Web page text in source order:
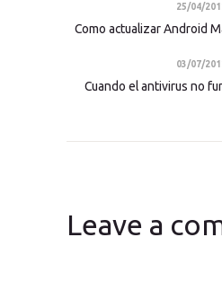
25/04/
Como actualizar Android
03/07/
Cuando el antivirus no
Leave a